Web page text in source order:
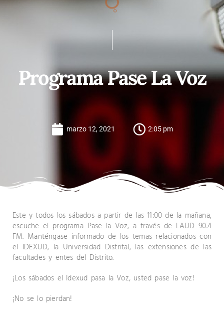
Programa Pase La Voz
marzo 12, 2021 2:05 pm
Este y todos los sábados a partir de las 11:00 de la mañana,
escuche el programa Pase la Voz, a través de LAUD 90.4
FM. Manténgase informado de los temas relacionados con
el IDEXUD, la Universidad Distrital, las extensiones de las
facultades y entes del Distrito.
¡Los sábados el Idexud pasa la Voz, usted pase la voz!
¡No se lo pierdan!